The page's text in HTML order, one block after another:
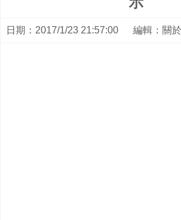
日期：2017/1/23 21:57:00 編輯：關